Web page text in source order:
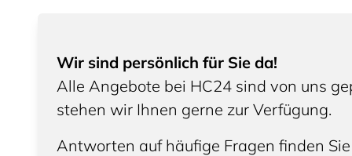
Wir sind persönlich für Sie da!
Alle Angebote bei HC24 sind von uns
stehen wir Ihnen gerne zur Verfügung.
Antworten auf häufige Fragen finden